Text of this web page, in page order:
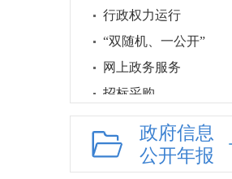
行政权力运行
“双随机、一公开”
网上政务服务
招标采购
新闻发布
上级政策解读
本级政策解读
政府信息
公开年报